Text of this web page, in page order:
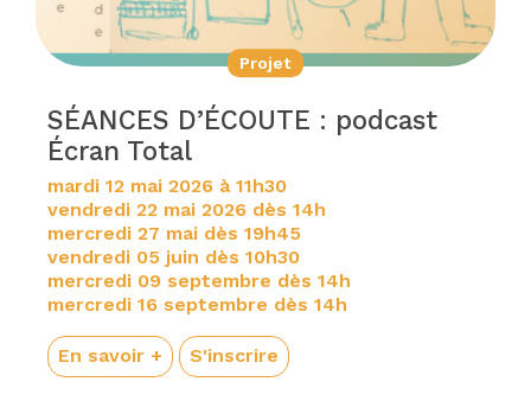
Projet
SÉANCES D’ÉCOUTE : podcast
Écran Total
mardi 12 mai 2026 à 11h30
vendredi 22 mai 2026 dès 14h
mercredi 27 mai dès 19h45
vendredi 05 juin dès 10h30
mercredi 09 septembre dès 14h
mercredi 16 septembre dès 14h
En savoir + S'inscrire